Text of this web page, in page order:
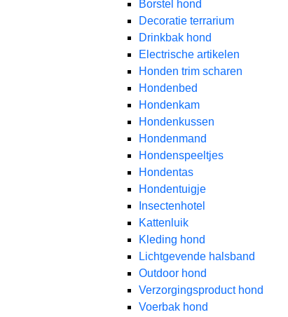
Borstel hond
Decoratie terrarium
Drinkbak hond
Electrische artikelen
Honden trim scharen
Hondenbed
Hondenkam
Hondenkussen
Hondenmand
Hondenspeeltjes
Hondentas
Hondentuigje
Insectenhotel
Kattenluik
Kleding hond
Lichtgevende halsband
Outdoor hond
Verzorgingsproduct hond
Voerbak hond